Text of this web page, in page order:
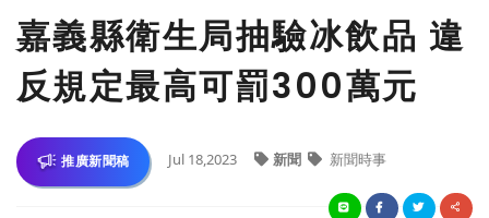
嘉義縣衛生局抽驗冰飲品 違
反規定最高可罰300萬元
推廣新聞稿 Jul 18,2023 新聞 新聞時事